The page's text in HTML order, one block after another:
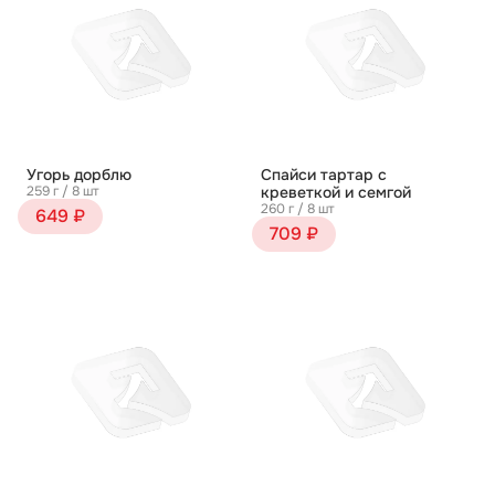
Угорь дорблю
259 г / 8 шт
649 ₽
Спайси тартар с
креветкой и семгой
260 г / 8 шт
709 ₽